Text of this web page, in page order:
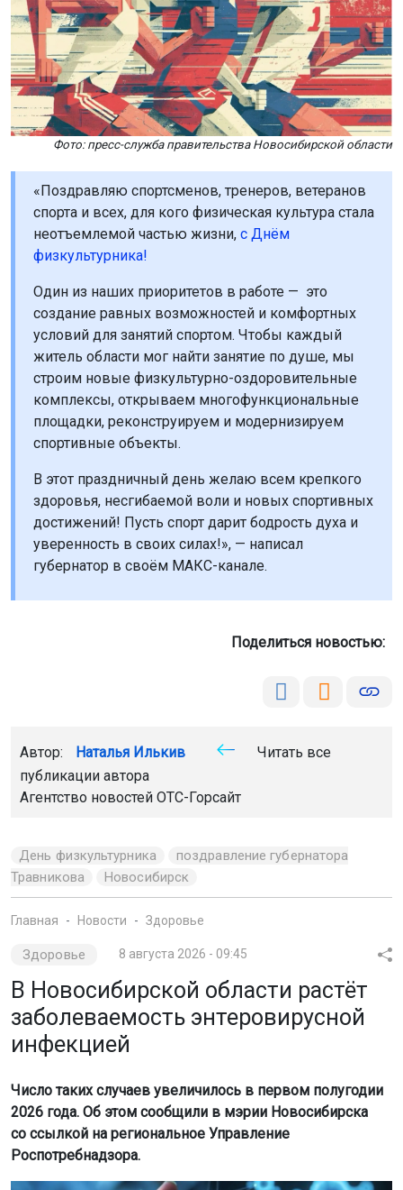
Фото: пресс-служба правительства Новосибирской области
«Поздравляю спортсменов, тренеров, ветеранов
спорта и всех, для кого физическая культура стала
неотъемлемой частью жизни, с Днём
физкультурника!
Один из наших приоритетов в работе — это
создание равных возможностей и комфортных
условий для занятий спортом. Чтобы каждый
житель области мог найти занятие по душе, мы
строим новые физкультурно-оздоровительные
комплексы, открываем многофункциональные
площадки, реконструируем и модернизируем
спортивные объекты.
В этот праздничный день желаю всем крепкого
здоровья, несгибаемой воли и новых спортивных
достижений! Пусть спорт дарит бодрость духа и
уверенность в своих силах!», — написал
губернатор в своём МАКС-канале.
Поделиться новостью:
Автор: Наталья Илькив
Читать все
публикации автора
Агентство новостей ОТС-Горсайт
День физкультурника
поздравление губернатора
Травникова
Новосибирск
Главная Новости Здоровье
Здоровье 8 августа 2026 - 09:45
В Новосибирской области растёт
заболеваемость энтеровирусной
инфекцией
Число таких случаев увеличилось в первом полугодии
2026 года. Об этом сообщили в мэрии Новосибирска
со ссылкой на региональное Управление
Роспотребнадзора.